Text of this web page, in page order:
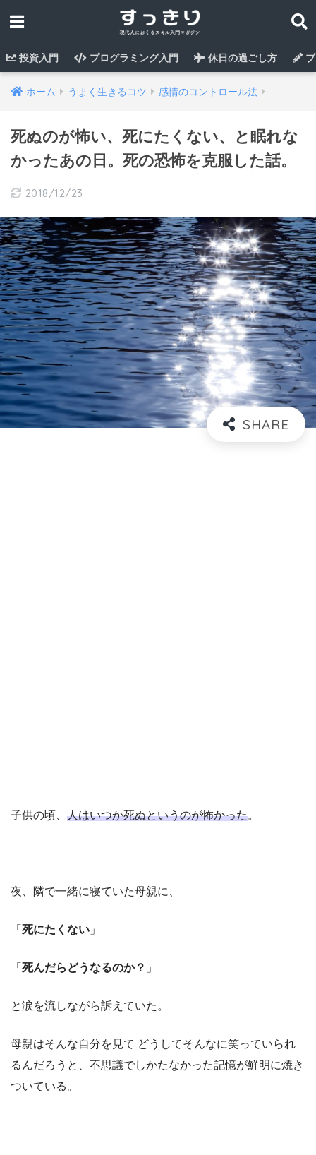
投資入門 プログラミング入門 休日の過ごし方
ホーム うまく生きるコツ 感情のコントロール法
死ぬのが怖い、死にたくない、と眠れな
かったあの日。死の恐怖を克服した話。
2018/12/23
子供の頃、 人はいつか死ぬというのが怖かった。
夜、隣で一緒に寝ていた母親に、
「 死にたくない 」
「 死んだらどうなるのか？ 」
と涙を流しながら訴えていた。
母親はそんな自分を見て どうしてそんなに笑っていられ
るんだろうと、不思議でしかたなかった記憶が鮮明に焼き
ついている。